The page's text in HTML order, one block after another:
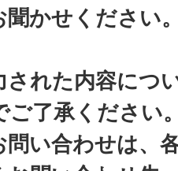
聞かせください
された内容につ
ご了承ください
問い合わせは、